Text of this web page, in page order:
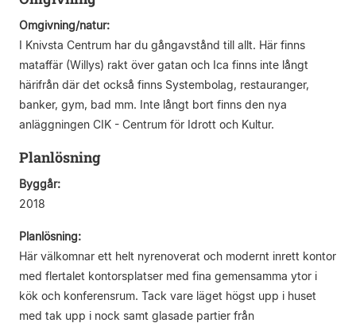
Omgivning/natur:
I Knivsta Centrum har du gångavstånd till allt. Här finns
mataffär (Willys) rakt över gatan och Ica finns inte långt
härifrån där det också finns Systembolag, restauranger,
banker, gym, bad mm. Inte långt bort finns den nya
anläggningen CIK - Centrum för Idrott och Kultur.
Planlösning
Byggår:
2018
Planlösning:
Här välkomnar ett helt nyrenoverat och modernt inrett kontor
med flertalet kontorsplatser med fina gemensamma ytor i
kök och konferensrum. Tack vare läget högst upp i huset
med tak upp i nock samt glasade partier från